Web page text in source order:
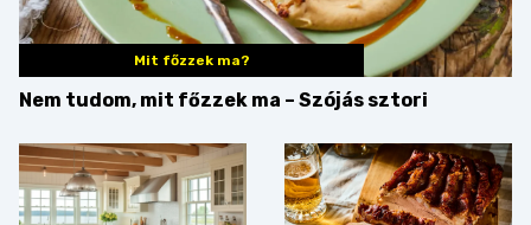
Mit főzzek ma?
Nem tudom, mit főzzek ma – Szójás sztori